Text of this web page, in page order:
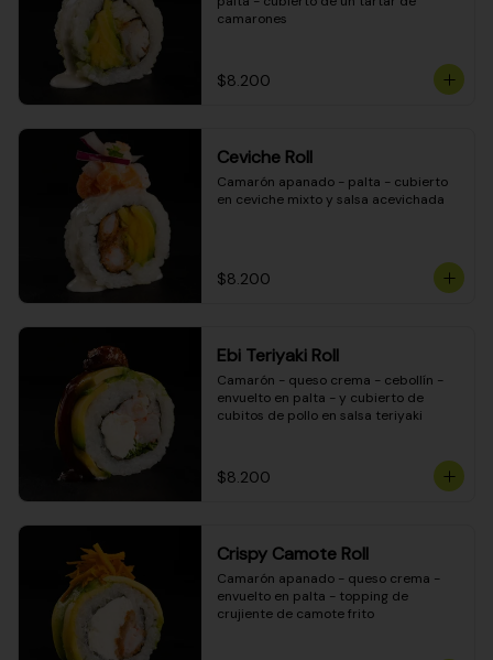
camarones
$8.200
Ceviche Roll
Camarón apanado - palta - cubierto
en ceviche mixto y salsa acevichada
$8.200
Ebi Teriyaki Roll
Camarón - queso crema - cebollín -
envuelto en palta - y cubierto de
cubitos de pollo en salsa teriyaki
$8.200
Crispy Camote Roll
Camarón apanado - queso crema -
envuelto en palta - topping de
crujiente de camote frito